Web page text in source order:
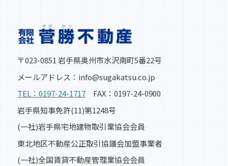
た。
2025-02-14
ました。
2024-10-08
★価格改定しました★ 奥州市水沢真城字北塩
加羅分譲地 全17区画
〒023-0851 岩手県奥州市水沢南町5番22号
メールアドレス：info@sugakatsu.co.jp
TEL：0197-24-1717 FAX：0197-24-0900
岩手県知事免許(11)第1248号
(一社)岩手県宅地建物取引業協会会員
東北地区不動産公正取引協議会加盟事業者
(一社)全国賃貸不動産管理業協会会員